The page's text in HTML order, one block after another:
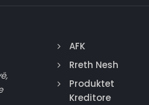
AFK
Rreth Nesh
Produktet
Kreditore